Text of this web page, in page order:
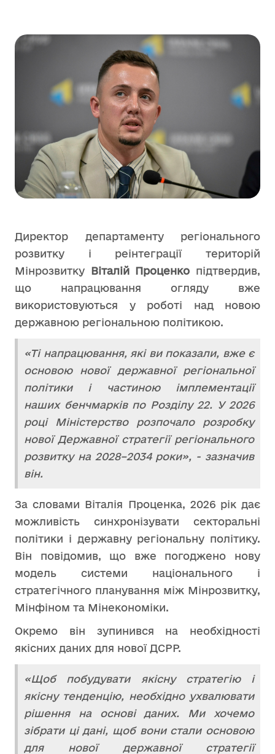
Директор департаменту регіонального
розвитку і реінтеграції територій
Мінрозвитку Віталій Проценко підтвердив,
що напрацювання огляду вже
використовуються у роботі над новою
державною регіональною політикою.
«Ті напрацювання, які ви показали, вже є
основою нової державної регіональної
політики і частиною імплементації
наших бенчмарків по Розділу 22. У 2026
році Міністерство розпочало розробку
нової Державної стратегії регіонального
розвитку на 2028–2034 роки», - зазначив
він.
За словами Віталія Проценка, 2026 рік дає
можливість синхронізувати секторальні
політики і державну регіональну політику.
Він повідомив, що вже погоджено нову
модель системи національного і
стратегічного планування між Мінрозвитку,
Мінфіном та Мінекономіки.
Окремо він зупинився на необхідності
якісних даних для нової ДСРР.
«Щоб побудувати якісну стратегію і
якісну тенденцію, необхідно ухвалювати
рішення на основі даних. Ми хочемо
зібрати ці дані, щоб вони стали основою
для нової державної стратегії